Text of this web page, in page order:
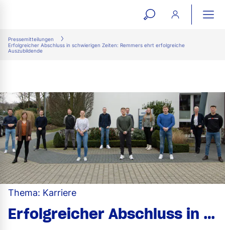
open
Pressemitteilungen
Erfolgreicher Abschluss in schwierigen Zeiten: Remmers ehrt erfolgreiche
Auszubildende
Thema: Karriere
Erfolgreicher Abschluss in schwierigen Zeiten